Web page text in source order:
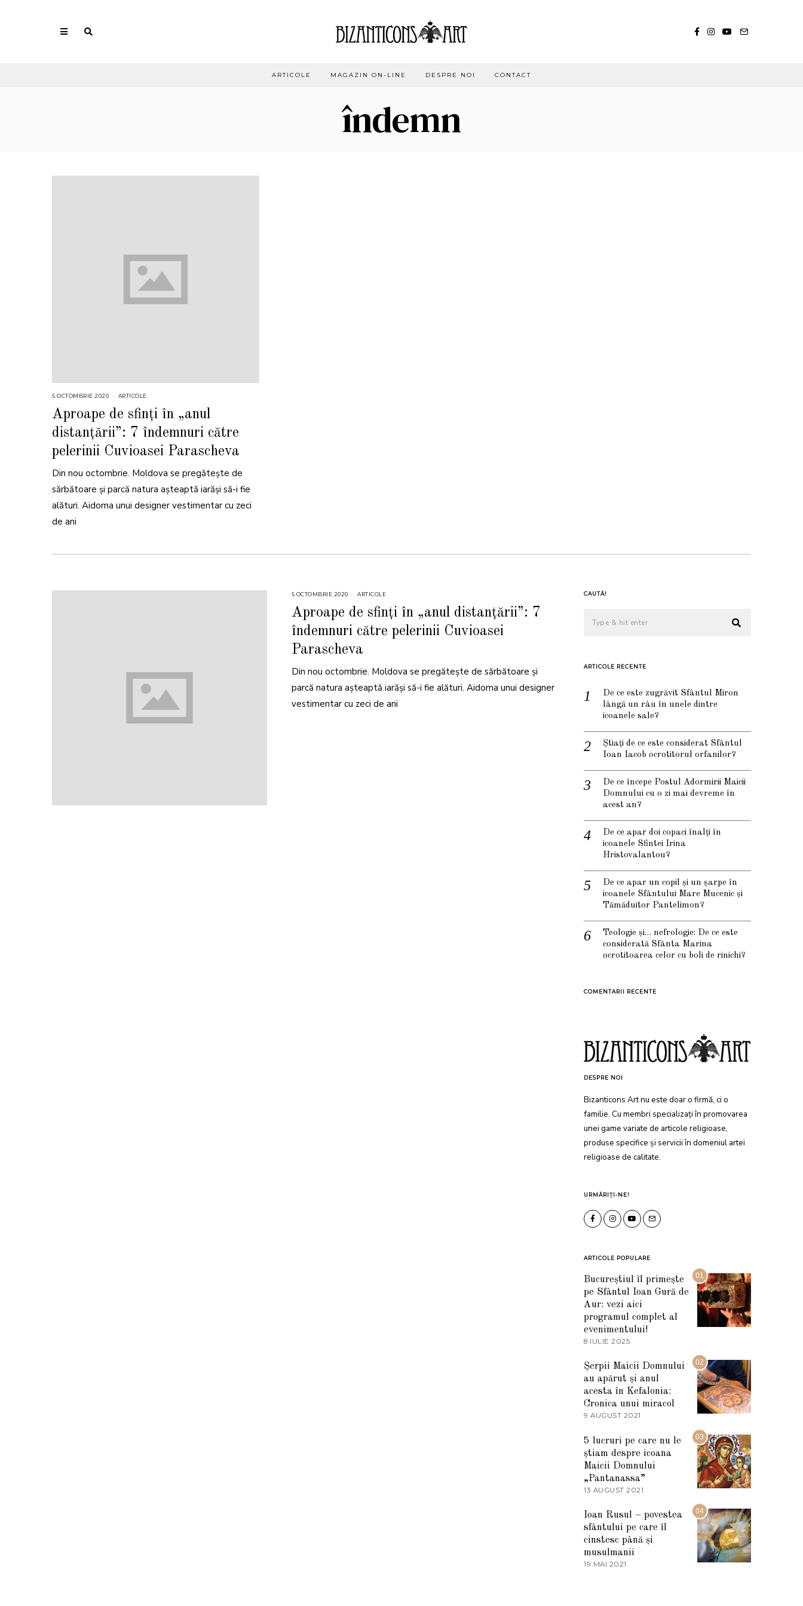
ARTICOLE MAGAZIN ON-LINE DESPRE NOI CONTACT
îndemn
5 OCTOMBRIE 2020 ARTICOLE
Aproape de sfinți în „anul
distanțării”: 7 îndemnuri către
pelerinii Cuvioasei Parascheva
Din nou octombrie. Moldova se pregătește de
sărbătoare și parcă natura așteaptă iarăși să-i fie
alături. Aidoma unui designer vestimentar cu zeci
de ani
5 OCTOMBRIE 2020 ARTICOLE
Aproape de sfinți în „anul distanțării”: 7
îndemnuri către pelerinii Cuvioasei
Parascheva
Din nou octombrie. Moldova se pregătește de sărbătoare și
parcă natura așteaptă iarăși să-i fie alături. Aidoma unui designer
vestimentar cu zeci de ani
CAUTĂ!
ARTICOLE RECENTE
De ce este zugrăvit Sfântul Miron
lângă un râu în unele dintre
icoanele sale?
Știați de ce este considerat Sfântul
Ioan Iacob ocrotitorul orfanilor?
De ce începe Postul Adormirii Maicii
Domnului cu o zi mai devreme în
acest an?
De ce apar doi copaci înalți în
icoanele Sfintei Irina
Hristovalantou?
De ce apar un copil și un șarpe în
icoanele Sfântului Mare Mucenic și
Tămăduitor Pantelimon?
Teologie și… nefrologie: De ce este
considerată Sfânta Marina
ocrotitoarea celor cu boli de rinichi?
COMENTARII RECENTE
DESPRE NOI
Bizanticons Art nu este doar o firmă, ci o
familie. Cu membri specializați în promovarea
unei game variate de articole religioase,
produse specifice și servicii în domeniul artei
religioase de calitate.
URMĂRIȚI-NE!
ARTICOLE POPULARE
01
Bucureștiul îl primește
pe Sfântul Ioan Gură de
Aur: vezi aici
programul complet al
evenimentului!
8 IULIE 2025
U
L
I
2
0
02
Șerpii Maicii Domnului
au apărut și anul
acesta în Kefalonia:
Cronica unui miracol
9 AUGUST 2021
A
R
T
I
2
2
2
03
5 lucruri pe care nu le
știam despre icoana
Maicii Domnului
„Pantanassa”
13 AUGUST 2021
U
G
U
S
04
Ioan Rusul – povestea
sfântului pe care îl
cinstesc până și
musulmanii
19 MAI 2021